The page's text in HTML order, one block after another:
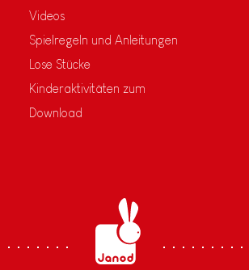
Videos
Spielregeln und Anleitungen
Lose Stücke
Kinderaktivitäten zum
Download